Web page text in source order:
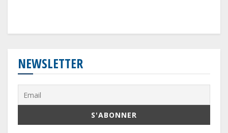
NEWSLETTER